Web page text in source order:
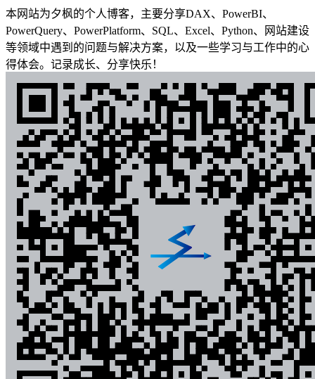
本网站为夕枫的个人博客，主要分享DAX、PowerBI、
PowerQuery、PowerPlatform、SQL、Excel、Python、网站建设
等领域中遇到的问题与解决方案，以及一些学习与工作中的心
得体会。记录成长、分享快乐！